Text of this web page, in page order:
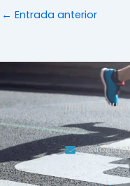
← Entrada anterior
INICIO